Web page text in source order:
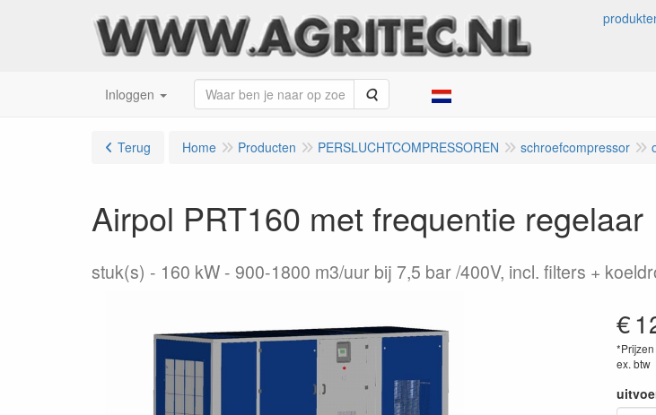
Inloggen Zoeken
Terug Home Producten PERSLUCHTCOMPRESSOREN schroefcompressor
Airpol PRT160 met frequentie regelaar
stuk(s) 160 kW - 900-1800 m3/uur bij 7,5 bar /400V, incl. filters +
€
ex. btw